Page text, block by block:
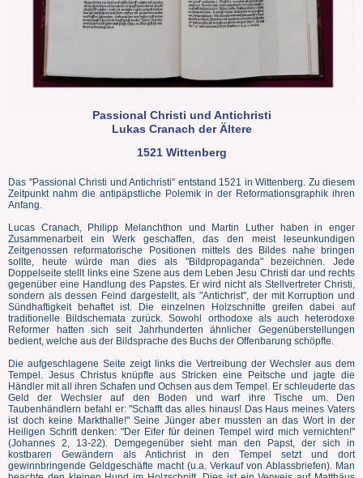
Passional Christi und Antichristi
Lukas Cranach der Ältere
1521 Wittenberg
Das "Passional Christi und Antichristi" entstand 1521 in Wittenberg. Zu diesem
Zeitpunkt nahm die antipäpstliche Polemik in der Reformationsgraphik ihren
Anfang.
Lucas Cranach, Philipp Melanchthon und Martin Luther haben in enger
Zusammenarbeit ein Werk geschaffen, das den meist leseunkundigen
Zeitgenossen reformatorische Positionen mittels des Bildes nahe bringen
sollte, heute würde man dies als "Bildpropaganda" bezeichnen. Jede
Doppelseite stellt links eine Szene aus dem Leben Jesu Christi dar und rechts
gegenüber eine Handlung des Papstes. Er wird nicht als Stellvertreter Christi,
sondern als dessen Feind dargestellt, als "Antichrist", der mit Korruption und
Sündhaftigkeit behaftet ist. Die einzelnen Holzschnitte greifen dabei auf
traditionelle Bildschemata zurück. Sowohl orthodoxe als auch heterodoxe
Reformer hatten sich seit Jahrhunderten ähnlicher Gegenüberstellungen
bedient, welche aus der Bildsprache des Buchs der Offenbarung schöpfte.
Die aufgeschlagene Seite zeigt links die Vertreibung der Wechsler aus dem
Tempel. Jesus Christus knüpfte aus Stricken eine Peitsche und jagte die
Händler mit all ihren Schafen und Ochsen aus dem Tempel. Er schleuderte das
Geld der Wechsler auf den Boden und warf ihre Tische um. Den
Taubenhändlern befahl er: "Schafft das alles hinaus! Das Haus meines Vaters
ist doch keine Markthalle!" Seine Jünger aber mussten an das Wort in der
Heiligen Schrift denken: "Der Eifer für deinen Tempel wird mich vernichten!"
(Johannes 2, 13-22). Demgegenüber sieht man den Papst, der sich in
kostbaren Gewändern als Antichrist in den Tempel setzt und dort
gewinnbringende Geldgeschäfte macht (u.a. Verkauf von Ablassbriefen). Man